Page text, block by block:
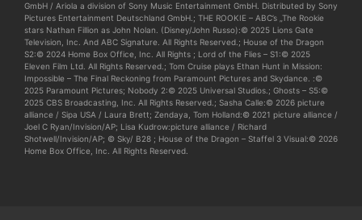
GmbH / Ariola a division of Sony Music Entertainment GmbH. Distributed by Sony
Pictures Entertainment Deutschland GmbH.; THE ROOKIE – ABC’s „The Rookie
stars Nathan Fillion as John Nolan. (Disney/John Russo):© 2025 Lions Gate
Television, Inc. And ABC Signature. All Rights Reserved.; House of the Dragon
S2:© 2024 Home Box Office, Inc. All Rights ; Lord of the Flies – S1:© 2025
Eleven Film Ltd. All Rights Reserved.; Tom Cruise plays Ethan Hunt in Mission:
Impossible – The Final Reckoning from Paramount Pictures and Skydance. :©
2025 Paramount Pictures; Nobody 2:© 2025 Universal Studios.; Ghosts – S5:©
2025 CBS Broadcasting, Inc. All Rights Reserved.; Sasha Calle:© 2026 picture
alliance / Sipa USA / Laura Brett; Zendaya, Tom Holland:© 2021 picture alliance /
Joel C Ryan/Invision/AP; Lisa Kudrow:picture alliance / Richard
Shotwell/Invision/AP; © Sky/ B28 ; House of the Dragon – Staffel 3 Visual:© 2026
Home Box Office, Inc. All Rights Reserved.